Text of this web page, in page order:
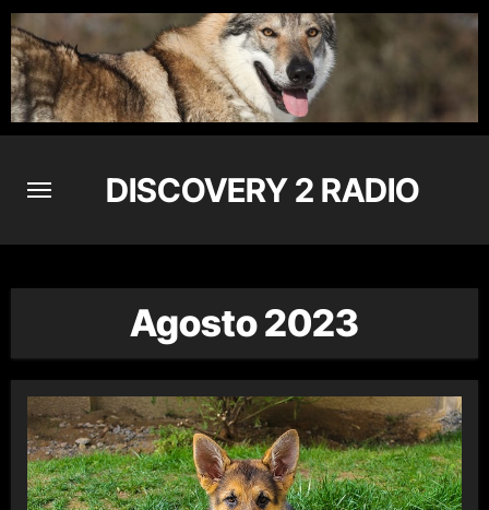
Skip
to
content
DISCOVERY 2 RADIO
Agosto 2023